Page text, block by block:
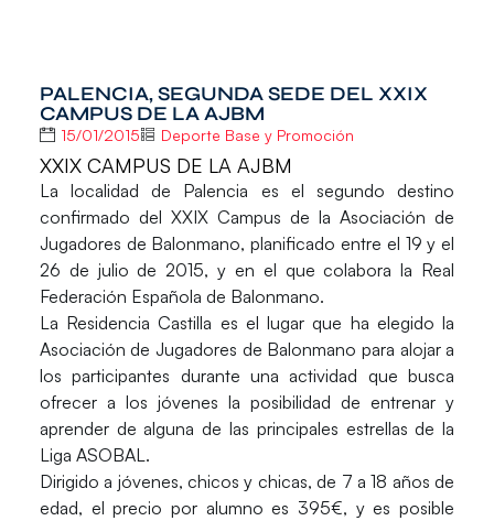
PALENCIA, SEGUNDA SEDE DEL XXIX
CAMPUS DE LA AJBM
15/01/2015 Deporte Base y Promoción
XXIX CAMPUS DE LA AJBM
La localidad de Palencia es el segundo destino
confirmado del XXIX Campus de la Asociación de
Jugadores de Balonmano, planificado entre el 19 y el
26 de julio de 2015, y en el que colabora la Real
Federación Española de Balonmano.
La Residencia Castilla es el lugar que ha elegido la
Asociación de Jugadores de Balonmano para alojar a
los participantes durante una actividad que busca
ofrecer a los jóvenes la posibilidad de entrenar y
aprender de alguna de las principales estrellas de la
Liga ASOBAL.
Dirigido a jóvenes, chicos y chicas, de 7 a 18 años de
edad, el precio por alumno es 395€, y es posible